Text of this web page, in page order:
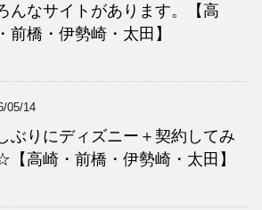
んなサイトがあります。【高
前橋・伊勢崎・太田】
05/14
ぶりにディズニー＋契約してみ
【高崎・前橋・伊勢崎・太田】